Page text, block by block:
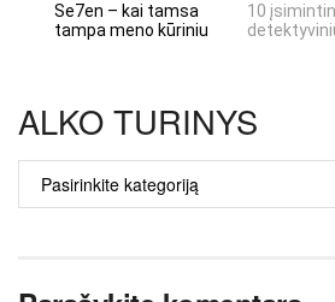
Se7en – kai tamsa
tampa meno kūriniu
10
ALKO TURINYS
ALKO
TURINYS